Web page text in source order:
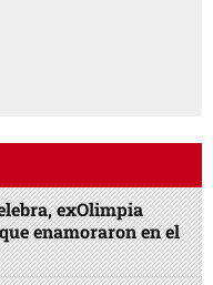
exOlimpia
enamoraron en el